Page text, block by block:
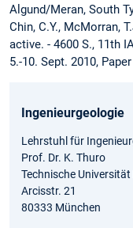
Algund/Meran, South
Chin, C.Y., McMorran,
active. - 4600 S., 11th
5.-10. Sept. 2010,
Ingenieurgeologie
Lehrstuhl für
Prof. Dr. K. Thuro
Technische
Arcisstr. 21
80333 München